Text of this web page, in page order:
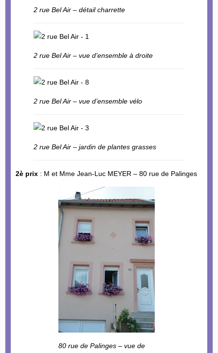
2 rue Bel Air – détail charrette
2 rue Bel Air – vue d’ensemble à droite
2 rue Bel Air – vue d’ensemble vélo
2 rue Bel Air – jardin de plantes grasses
2è prix: M et Mme Jean-Luc MEYER – 80 rue de Palinges
80 rue de Palinges – vue de